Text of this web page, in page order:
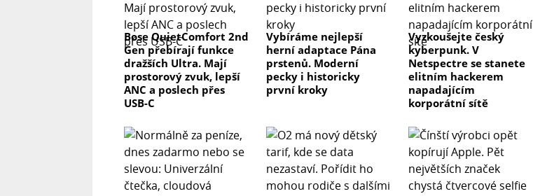
Bose QuietComfort 2nd
Gen přebírají funkce
dražších Ultra. Mají
prostorový zvuk, lepší
ANC a poslech přes
USB-C
Vybíráme nejlepší
herní adaptace Pána
prstenů. Moderní
pecky i historicky
první kroky
Vyzkoušejte český
kyberpunk. V
Netspectre se stanete
elitním hackerem
napadajícím
korporátní sítě